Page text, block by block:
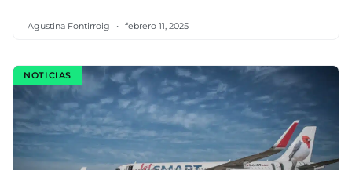
Agustina Fontirroig febrero 11, 2025
NOTICIAS